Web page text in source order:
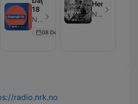
2024
18
NRK - Episode 3
08 Dec 2025
NRK
radio.nrk.no